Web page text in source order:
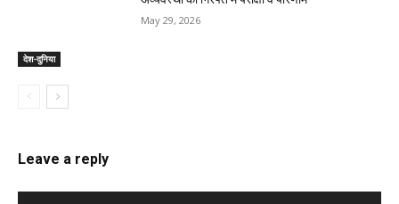
देश-दुनिया
May 29, 2026
Leave a reply